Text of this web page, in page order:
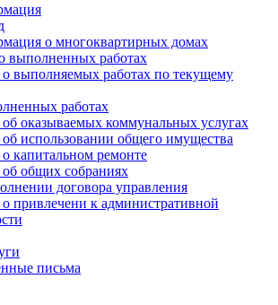
о многоквартирных домах
выполненных работах
выполняемых работах по текущему
работах
оказываемых коммунальных услугах
использовании общего имущества
капитальном ремонте
общих собраниях
договора управления
привлечени к административной
письма